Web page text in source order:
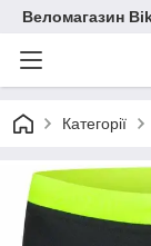
Веломагазин
Категорії